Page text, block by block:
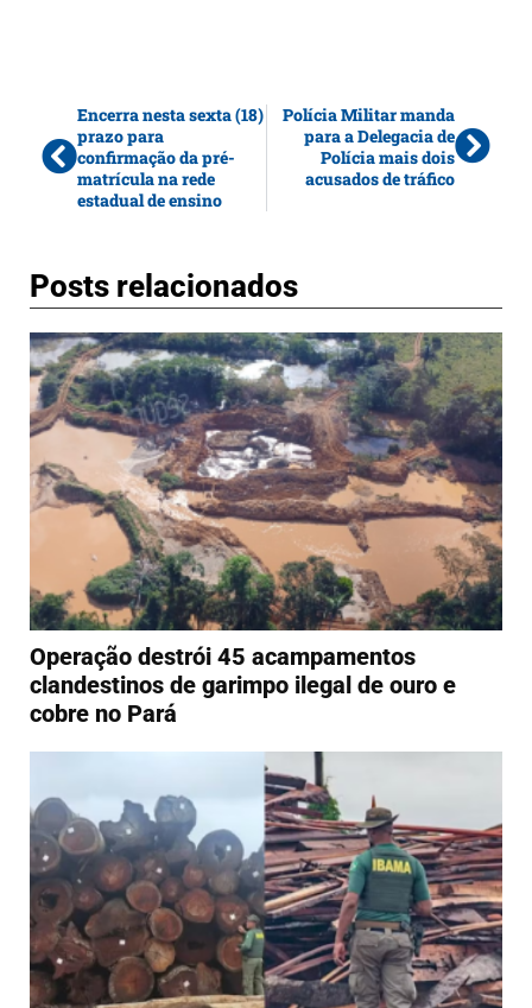
Encerra nesta sexta (18)
prazo para
confirmação da pré-
matrícula na rede
estadual de ensino
Polícia Militar manda
para a Delegacia de
Polícia mais dois
acusados de tráfico
Posts relacionados
Operação destrói 45 acampamentos
clandestinos de garimpo ilegal de ouro e
cobre no Pará